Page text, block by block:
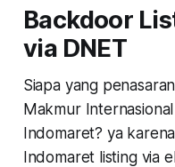
Backdoor
via DNET
Siapa yang
Makmur
Indomaret? ya
Indomaret listing via